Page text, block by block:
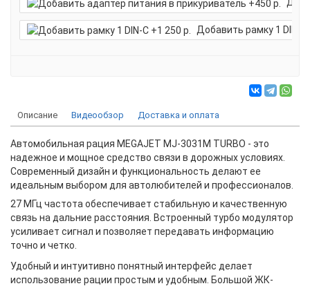
Добавить рамку 1 DIN-C
Описание Видеообзор Доставка и оплата
Автомобильная рация MEGAJET MJ-3031M TURBO - это
надежное и мощное средство связи в дорожных условиях.
Современный дизайн и функциональность делают ее
идеальным выбором для автолюбителей и профессионалов.
27 МГц частота обеспечивает стабильную и качественную
связь на дальние расстояния. Встроенный турбо модулятор
усиливает сигнал и позволяет передавать информацию
точно и четко.
Удобный и интуитивно понятный интерфейс делает
использование рации простым и удобным. Большой ЖК-